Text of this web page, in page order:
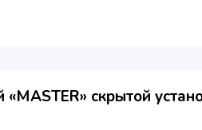
скрытой